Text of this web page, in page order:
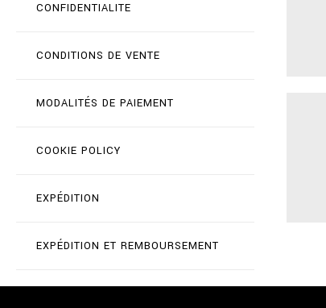
CONFIDENTIALITE
CONDITIONS DE VENTE
MODALITÉS DE PAIEMENT
COOKIE POLICY
EXPÉDITION
EXPÉDITION ET REMBOURSEMENT